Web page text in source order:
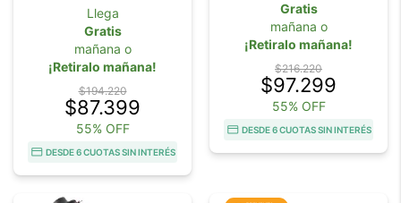
Llega
Gratis
mañana o
¡Retiralo mañana!
$194.220
$87.399
55% OFF
DESDE 6 CUOTAS SIN INTERÉS
Gratis
mañana o
¡Retiralo mañana!
$216.220
$97.299
55% OFF
DESDE 6 CUOTAS SIN INTERÉS